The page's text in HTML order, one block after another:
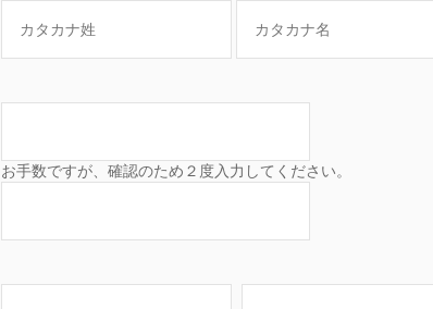
お手数ですが、確認のため２度入力してください。